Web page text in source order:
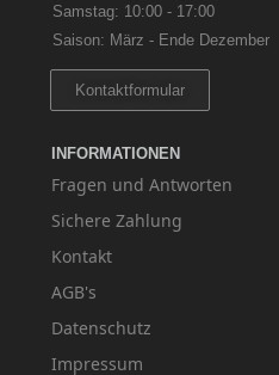
Samstag: 10:00 - 17:00
Saison: März - Ende Dezember
Kontaktformular
INFORMATIONEN
Fragen und Antworten
Sichere Zahlung
Kontakt
AGB's
Datenschutz
Impressum